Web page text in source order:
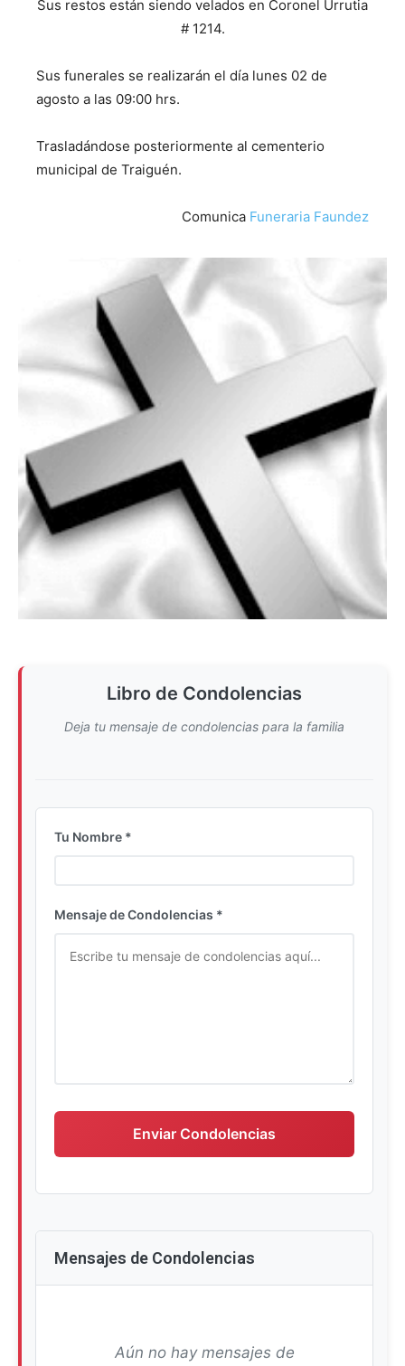
Sus restos están siendo velados en Coronel Urrutia
# 1214.
Sus funerales se realizarán el día lunes 02 de
agosto a las 09:00 hrs.
Trasladándose posteriormente al cementerio
municipal de Traiguén.
Comunica Funeraria Faundez
Libro de Condolencias
Deja tu mensaje de condolencias para la familia
Tu Nombre *
Mensaje de Condolencias *
Enviar Condolencias
Mensajes de Condolencias
Aún no hay mensajes de